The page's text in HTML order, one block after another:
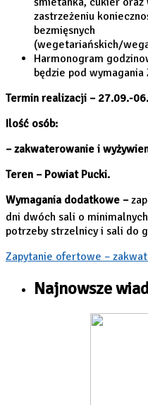
zastrzeżeniu
bezmięsnych
(wegetariańskich/
Harmonogram
będzie pod
Termin realizacji – 27.09.-
Ilość osób:
– zakwaterowanie i
Teren – Powiat Pucki.
Wymagania dodatkowe –
dni dwóch sali o
potrzeby strzelnicy i sali do
Zapytanie ofertowe –
Najnowsze